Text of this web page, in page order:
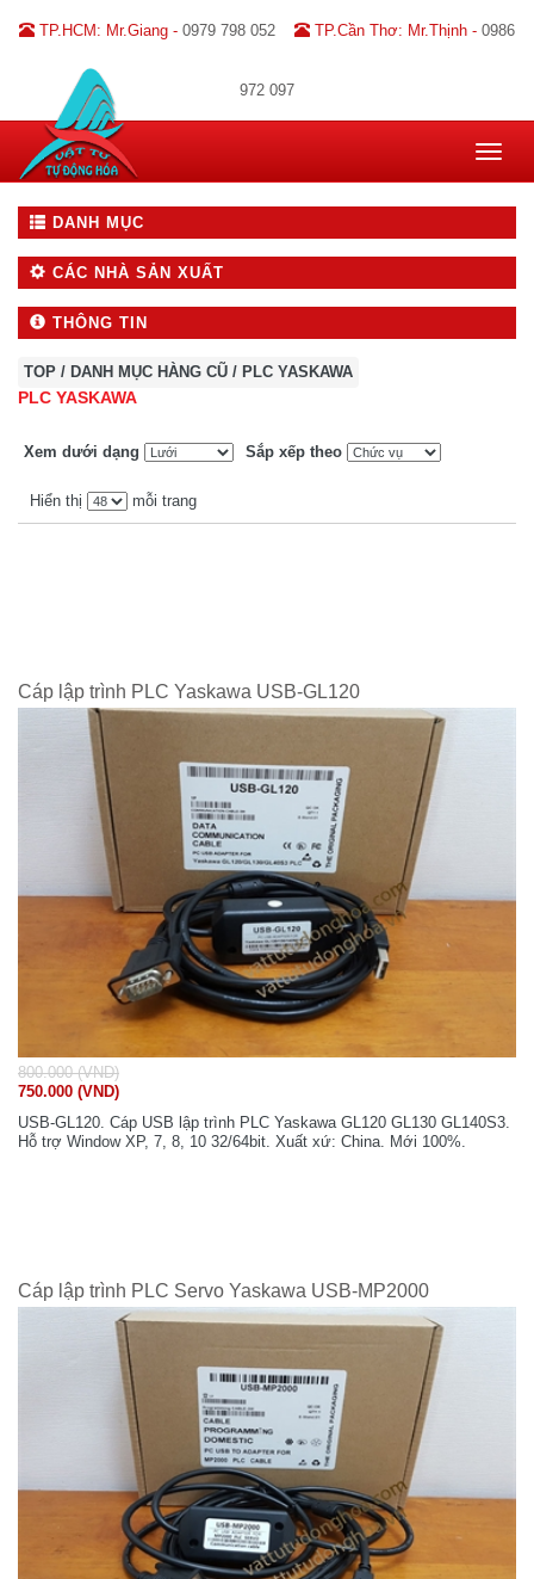
TP.HCM: Mr.Giang - 0979 798 052 TP.Cần Thơ: Mr.Thịnh - 0986
972 097
Toggle
DANH MỤC
CÁC NHÀ SẢN XUẤT
THÔNG TIN
TOP / DANH MỤC HÀNG CŨ / PLC YASKAWA
PLC YASKAWA
Xem dưới dạng Sắp xếp theo
Hiển thị mỗi trang
Cáp lập trình PLC Yaskawa USB-GL120
800.000 (VND)
750.000 (VND)
USB-GL120. Cáp USB lập trình PLC Yaskawa GL120 GL130 GL140S3.
Hỗ trợ Window XP, 7, 8, 10 32/64bit. Xuất xứ: China. Mới 100%.
Cáp lập trình PLC Servo Yaskawa USB-MP2000